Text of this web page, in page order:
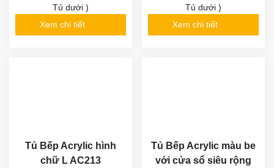
Tủ dưới )
Xem chi tiết
Tủ dưới )
Xem chi tiết
Tủ Bếp Acrylic hình
chữ L AC213
Tủ Bếp Acrylic màu be
với cửa sổ siêu rộng